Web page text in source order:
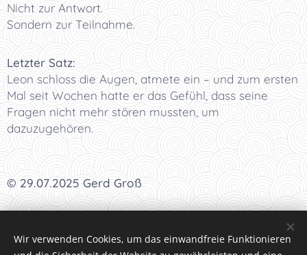
Nicht zur Antwort.
Sondern zur Teilnahme.
Letzter Satz:
Leon schloss die Augen, atmete ein – und zum ersten
Mal seit Wochen hatte er das Gefühl, dass seine
Fragen nicht mehr stören mussten, um
dazuzugehören.
© 29.07.2025 Gerd Groß
Wir verwenden Cookies, um das einwandfreie Funktionieren